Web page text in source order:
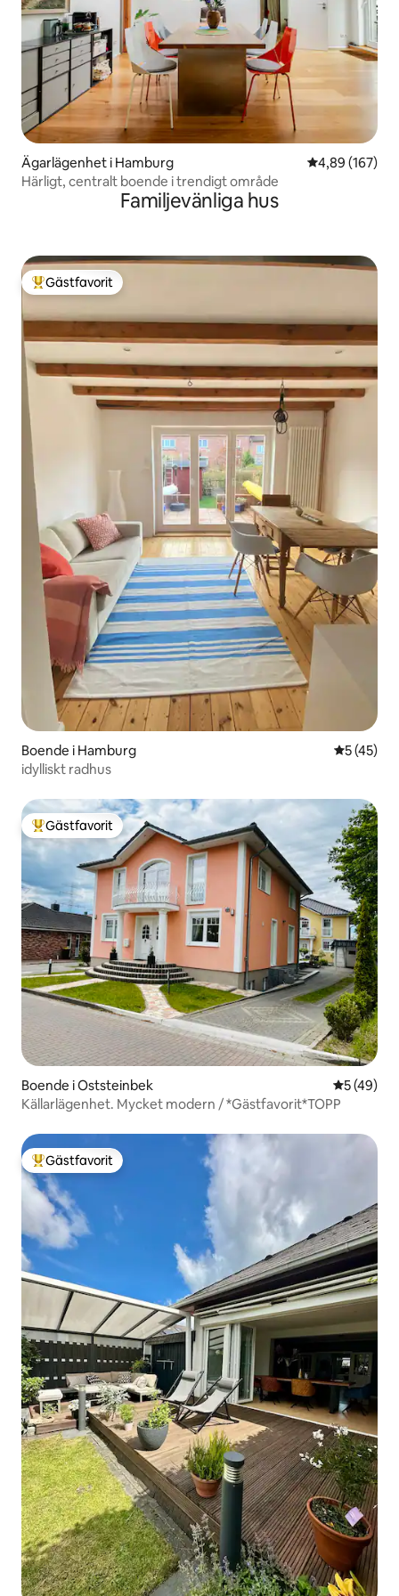
Ägarlägenhet i Hamburg 4,89 av 5 i
4,89 (167)
Härligt, centralt boende i trendigt område
Familjevänliga hus
Populär gästfavorit
Gästfavorit
Boende i Hamburg 5 av 5 i
5 (45)
idylliskt radhus
Populär gästfavorit
Gästfavorit
Boende i Oststeinbek 5 av 5 i
5 (49)
Källarlägenhet. Mycket modern / *Gästfavorit*TOPP
Populär gästfavorit
Gästfavorit